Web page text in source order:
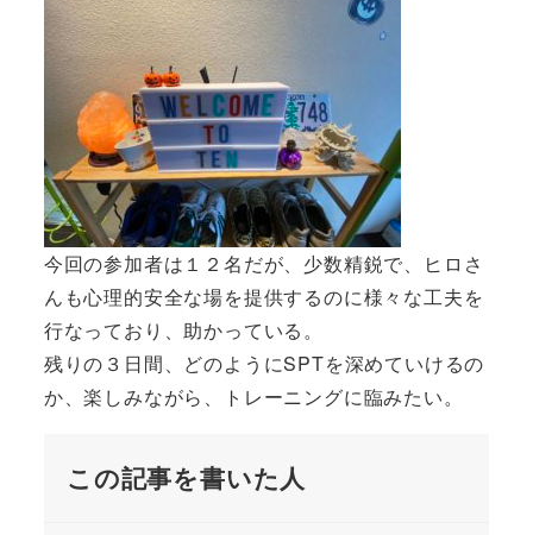
今回の参加者は１２名だが、少数精鋭で、ヒロさ
んも心理的安全な場を提供するのに様々な工夫を
行なっており、助かっている。
残りの３日間、どのようにSPTを深めていけるの
か、楽しみながら、トレーニングに臨みたい。
この記事を書いた人